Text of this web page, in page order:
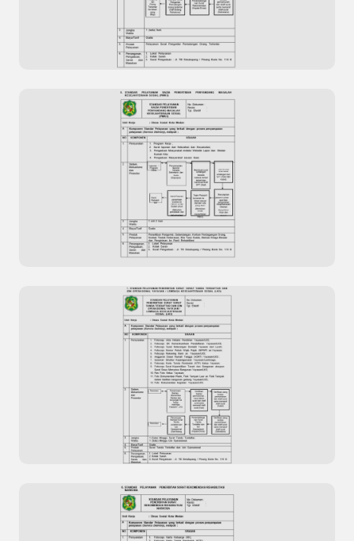
Pengolahan Data Kepuasan Masyarakat Situs
Resmi Dinas Kesehatan Kota Dumai
Standar Pelayanan Surat Pengantar
Pemulangan Orang Terlantar
Standar Pelayanan Razia Penertiban
Penyandang Masalah Kesejahteraan Sosial
(PMKS)